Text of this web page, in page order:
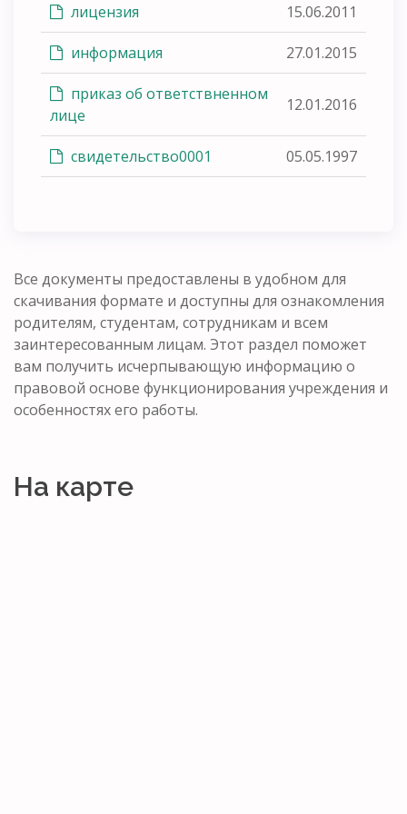
лицензия 15.06.2011
информация 27.01.2015
приказ об ответствненном
лице
12.01.2016
свидетельство0001 05.05.1997
Все документы предоставлены в удобном для
скачивания формате и доступны для ознакомления
родителям, студентам, сотрудникам и всем
заинтересованным лицам. Этот раздел поможет
вам получить исчерпывающую информацию о
правовой основе функционирования учреждения и
особенностях его работы.
На карте